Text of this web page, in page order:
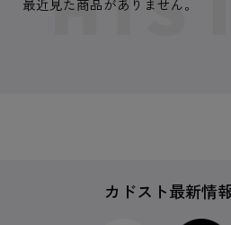
最近見た商品がありません。
カドスト最新情